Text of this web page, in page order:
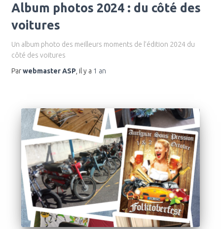
Album photos 2024 : du côté des
voitures
Un album photo des meilleurs moments de l’édition 2024 du
côté des voitures
Parwebmaster ASP , il y a 1 an